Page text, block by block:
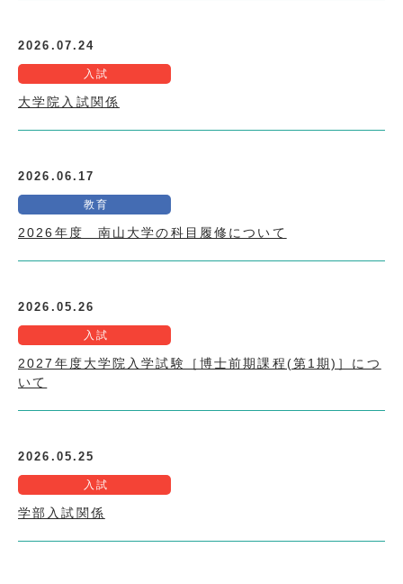
2026.07.24
入試
大学院入試関係
2026.06.17
教育
2026年度 南山大学の科目履修について
2026.05.26
入試
2027年度大学院入学試験［博士前期課程(第1期)］につ
いて
2026.05.25
入試
学部入試関係